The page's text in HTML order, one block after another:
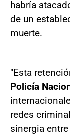
habría
de un
muerte.
"Esta
Policía
redes
sinergia